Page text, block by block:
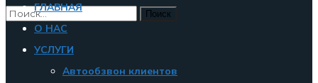
ГЛАВНАЯ
О НАС
УСЛУГИ
Автообзвон клиентов